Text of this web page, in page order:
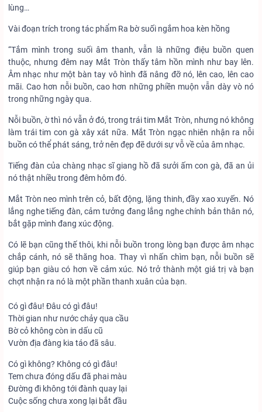
lùng…
Vài đoạn trích trong tác phẩm Ra bờ suối ngắm hoa kèn hồng
“Tắm mình trong suối âm thanh, vẫn là những điệu buồn quen
thuộc, nhưng đêm nay Mắt Tròn thấy tâm hồn mình như bay lên.
Âm nhạc như một bàn tay vô hình đã nâng đỡ nó, lên cao, lên cao
mãi. Cao hơn nỗi buồn, cao hơn những phiền muộn vẫn dày vò nó
trong những ngày qua.
Nỗi buồn, ờ thì nó vẫn ở đó, trong trái tim Mắt Tròn, nhưng nó không
làm trái tim con gà xây xát nữa. Mắt Tròn ngạc nhiên nhận ra nỗi
buồn có thể phát sáng, trở nên đẹp đẽ dưới sự vỗ về của âm nhạc.
Tiếng đàn của chàng nhạc sĩ giang hồ đã sưởi ấm con gà, đã an ủi
nó thật nhiều trong đêm hôm đó.
Mắt Tròn neo mình trên cỏ, bất động, lặng thinh, đầy xao xuyến. Nó
lắng nghe tiếng đàn, cảm tưởng đang lắng nghe chính bản thân nó,
bắt gặp mình đang xúc động.
Có lẽ bạn cũng thế thôi, khi nỗi buồn trong lòng bạn được âm nhạc
chắp cánh, nó sẽ thăng hoa. Thay vì nhấn chìm bạn, nỗi buồn sẽ
giúp bạn giàu có hơn về cảm xúc. Nó trở thành một giá trị và bạn
chợt nhận ra nó là một phần thanh xuân của bạn.
Có gì đâu! Đâu có gì đâu!
Thời gian như nước chảy qua cầu
Bờ cỏ không còn in dấu cũ
Vườn địa đàng kia táo đã sâu.
Có gì không? Không có gì đâu!
Tem chưa đóng dấu đã phai màu
Đường đi không tới đành quay lại
Cuộc sống chưa xong lại bắt đầu